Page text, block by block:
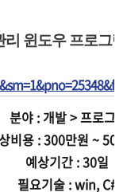
윈도우 프로그
분야 : 개발 > 프로그램
비용 : 300만원 ~
예상기간 : 30일
필요기술 : win, C#